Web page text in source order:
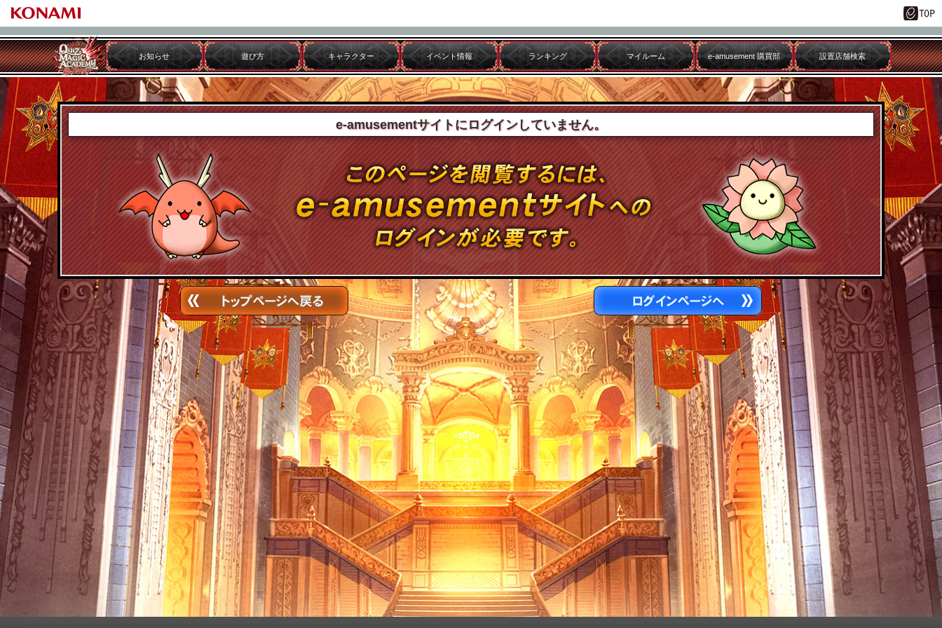
お知らせ 遊び方 キャラクター イベント情報 ランキング マイルーム e-amusement 購買部 設置店舗検索
e-amusementサイトにログインしていません。